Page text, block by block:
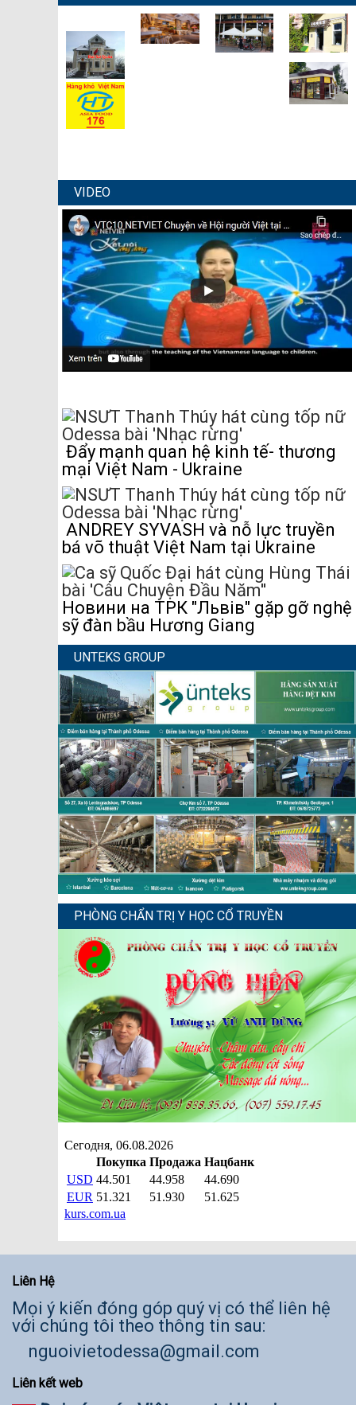
VIDEO
Đẩy mạnh quan hệ kinh tế- thương
mại Việt Nam - Ukraine
ANDREY SYVASH và nỗ lực truyền
bá võ thuật Việt Nam tại Ukraine
Новини на ТРК "Львів" gặp gỡ nghệ
sỹ đàn bầu Hương Giang
UNTEKS GROUP
PHÒNG CHẨN TRỊ Y HỌC CỔ TRUYỀN
Liên Hệ
Mọi ý kiến đóng góp quý vị có thể liên hệ
với chúng tôi theo thông tin sau:
nguoivietodessa@gmail.com
Liên kết web